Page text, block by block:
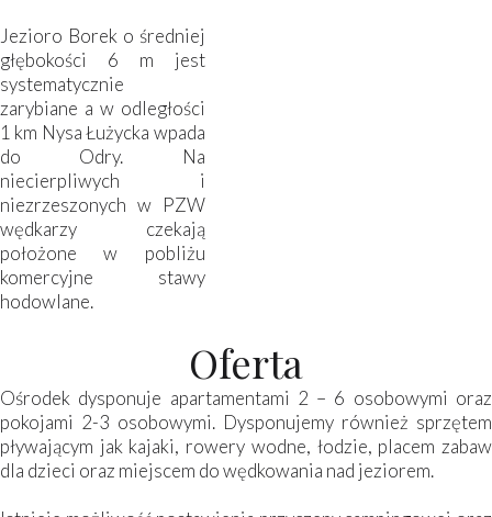
Jezioro Borek o średniej
głębokości 6 m jest
systematycznie
zarybiane a w odległości
1 km Nysa Łużycka wpada
do Odry. Na
niecierpliwych i
niezrzeszonych w PZW
wędkarzy czekają
położone w pobliżu
komercyjne stawy
hodowlane.
Oferta
Ośrodek dysponuje apartamentami 2 – 6 osobowymi oraz
pokojami 2-3 osobowymi. Dysponujemy również sprzętem
pływającym jak kajaki, rowery wodne, łodzie, placem zabaw
dla dzieci oraz miejscem do wędkowania nad jeziorem.